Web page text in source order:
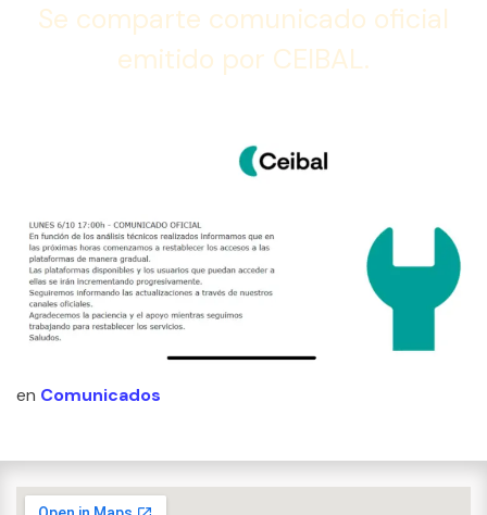
Se comparte comunicado oficial
emitido por CEIBAL.
en Comunicados